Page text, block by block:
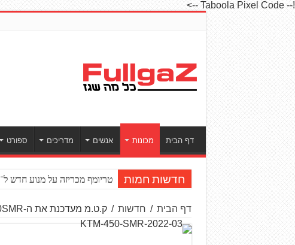
!-- Taboola Pixel Code -->
דף הבית מכונות אנשים מדריכים ספורט
חדשות חמות טריומף מכריזה על מנוע חדש ל־Moto2 ב־2027
דף הבית / חדשות / ק.ט.מ מעדכנת את ה-450SMR ל-2022